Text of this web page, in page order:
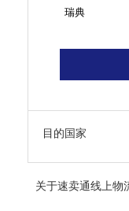
瑞典
目的国家
关于速卖通线上物